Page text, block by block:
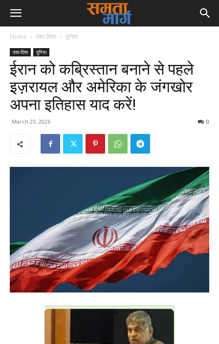
Home दशा-दिशा दुनिया
दशा-दिशा दुनिया
ईरान को कब्रिस्तान बनाने से पहले
इज़रायल और अमेरिका के जंगखोर
अपना इतिहास याद करें!
March 23, 2026 0